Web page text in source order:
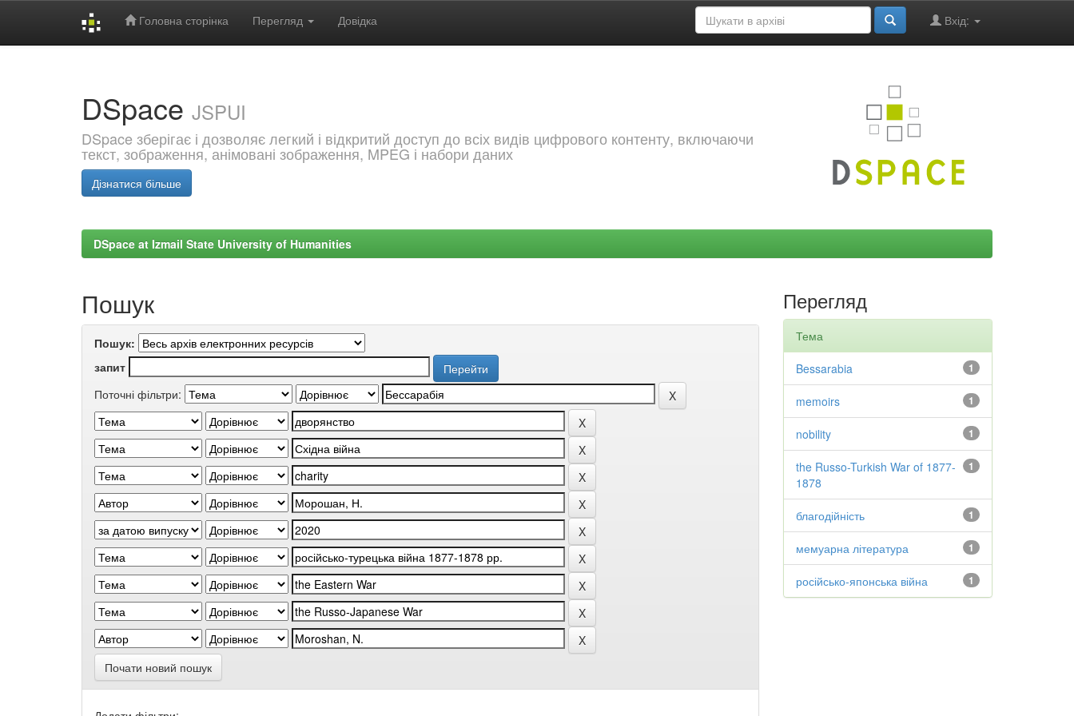
Головна сторінка Перегляд Довідка Вхід:
DSpace JSPUI
DSpace зберігає і дозволяє легкий і відкритий доступ до всіх видів цифрового контенту, включаючи
текст, зображення, анімовані зображення, MPEG і набори даних
Дізнатися більше
DSpace at Izmail State University of Humanities
Пошук
Пошук:
запит
Поточні фільтри:
Почати новий пошук
Перегляд
Тема
1
Bessarabia
1
memoirs
1
nobility
1
the Russo-Turkish War of 1877-
1878
1
благодійність
1
мемуарна література
1
російсько-японська війна